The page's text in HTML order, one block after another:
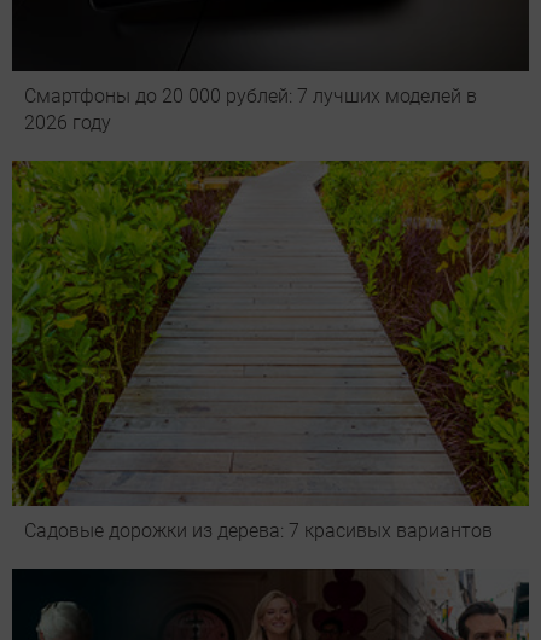
Смартфоны до 20 000 рублей: 7 лучших моделей в
2026 году
Садовые дорожки из дерева: 7 красивых вариантов